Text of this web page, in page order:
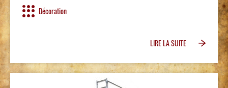
Décoration
LIRE LA SUITE